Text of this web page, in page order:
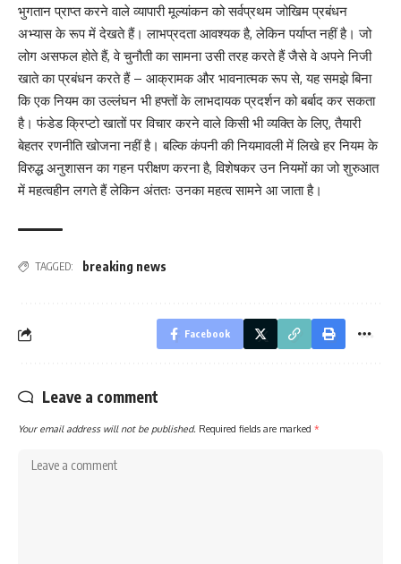
भुगतान प्राप्त करने वाले व्यापारी मूल्यांकन को सर्वप्रथम जोखिम प्रबंधन
अभ्यास के रूप में देखते हैं। लाभप्रदता आवश्यक है, लेकिन पर्याप्त नहीं है। जो
लोग असफल होते हैं, वे चुनौती का सामना उसी तरह करते हैं जैसे वे अपने निजी
खाते का प्रबंधन करते हैं – आक्रामक और भावनात्मक रूप से, यह समझे बिना
कि एक नियम का उल्लंघन भी हफ्तों के लाभदायक प्रदर्शन को बर्बाद कर सकता
है। फंडेड क्रिप्टो खातों पर विचार करने वाले किसी भी व्यक्ति के लिए, तैयारी
बेहतर रणनीति खोजना नहीं है। बल्कि कंपनी की नियमावली में लिखे हर नियम के
विरुद्ध अनुशासन का गहन परीक्षण करना है, विशेषकर उन नियमों का जो शुरुआत
में महत्वहीन लगते हैं लेकिन अंततः उनका महत्व सामने आ जाता है।
TAGGED: breaking news
Facebook
Leave a comment
Your email address will not be published. Required fields are marked *